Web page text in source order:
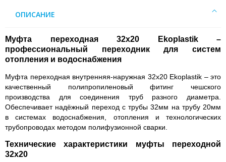
ОПИСАНИЕ
Муфта переходная 32х20 Ekoplastik –
профессиональный переходник для систем
отопления и водоснабжения
Муфта переходная внутренняя-наружная 32х20 Ekoplastik – это
качественный полипропиленовый фитинг чешского
производства для соединения труб разного диаметра.
Обеспечивает надёжный переход с трубы 32мм на трубу 20мм
в системах водоснабжения, отопления и технологических
трубопроводах методом полифузионной сварки.
Технические характеристики муфты переходной
32х20